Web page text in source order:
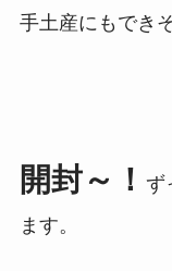
手土産にもでき
開封～！ ず
ます。